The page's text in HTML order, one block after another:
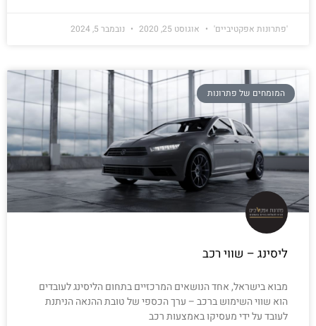
'פתרונות אפקטיביים' אוגוסט 25, 2020 נובמבר 5, 2024
המומחים של פתרונות
ליסינג – שווי רכב
מבוא בישראל, אחד הנושאים המרכזיים בתחום הליסינג לעובדים
הוא שווי השימוש ברכב – ערך הכספי של טובת ההנאה הניתנת
לעובד על ידי מעסיקו באמצעות רכב